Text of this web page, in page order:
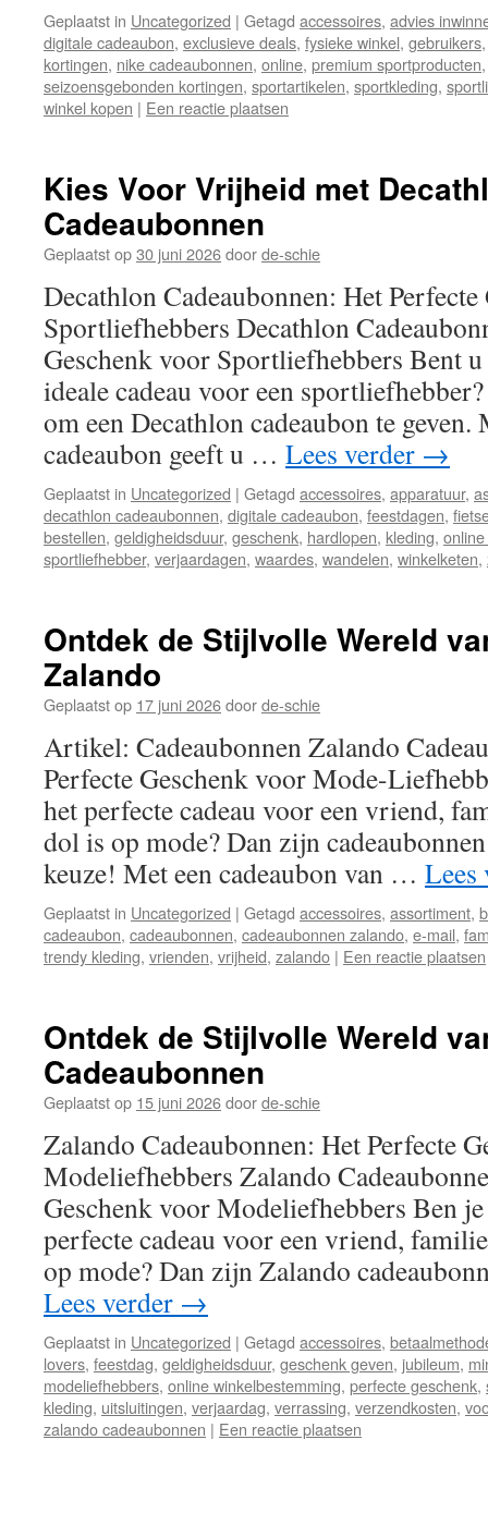
Geplaatst in Uncategorized | Getagd accessoires, advies
digitale cadeaubon, exclusieve deals, fysieke winkel, gebruikers
kortingen, nike cadeaubonnen, online, premium sportproducten
seizoensgebonden kortingen, sportartikelen, sportkleding,
winkel kopen | Een reactie plaatsen
Kies Voor Vrijheid met
Cadeaubonnen
Geplaatst op30 juni 2026doorde-schie
Decathlon Cadeaubonnen: Het
Sportliefhebbers Decathlon
Geschenk voor Sportliefhebbers Bent
ideale cadeau voor een
om een Decathlon cadeaubon te geven.
cadeaubon geeft u … Lees verder →
Geplaatst in Uncategorized | Getagd accessoires, apparatuur,
decathlon cadeaubonnen, digitale cadeaubon, feestdagen,
bestellen, geldigheidsduur, geschenk, hardlopen, kleding,
sportliefhebber, verjaardagen, waardes, wandelen, winkelketen,
Ontdek de Stijlvolle Wereld
Zalando
Geplaatst op 17 juni 2026doorde-schie
Artikel: Cadeaubonnen Zalando
Perfecte Geschenk voor Mode-
het perfecte cadeau voor een vriend,
dol is op mode? Dan zijn
keuze! Met een cadeaubon van …
Geplaatst in Uncategorized | Getagd accessoires, assortiment,
cadeaubon, cadeaubonnen, cadeaubonnen zalando, e-mail,
trendy kleding, vrienden, vrijheid, zalando | Een reactie plaatsen
Ontdek de Stijlvolle Wereld
Cadeaubonnen
Geplaatst op 15 juni 2026doorde-schie
Zalando Cadeaubonnen: Het Perfecte
Modeliefhebbers Zalando
Geschenk voor Modeliefhebbers Ben
perfecte cadeau voor een vriend,
op mode? Dan zijn Zalando
Lees verder →
Geplaatst in Uncategorized | Getagd accessoires,
lovers, feestdag, geldigheidsduur, geschenk geven, jubileum,
modeliefhebbers, online winkelbestemming, perfecte geschenk,
kleding, uitsluitingen, verjaardag, verrassing, verzendkosten,
zalando cadeaubonnen | Een reactie plaatsen